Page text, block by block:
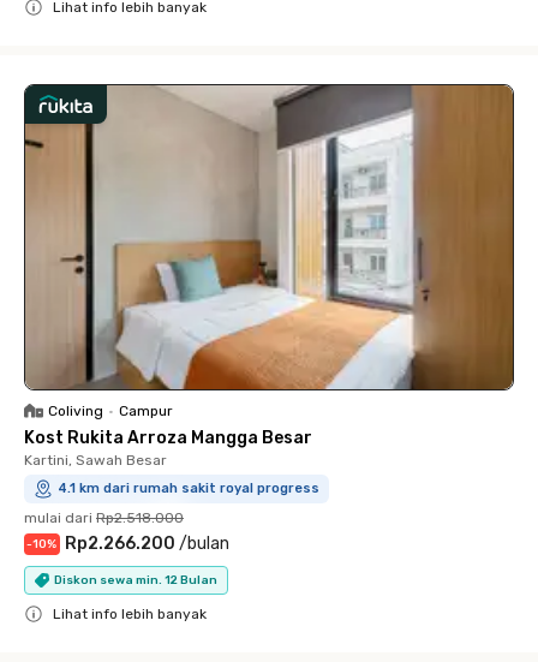
Lihat info lebih banyak
Coliving • Campur
Kost Rukita Arroza Mangga Besar
Kartini, Sawah Besar
4.1 km dari rumah sakit royal progress
mulai dari Rp2.518.000
-10% Rp2.266.200 /bulan
Diskon sewa min. 12 Bulan
Lihat info lebih banyak